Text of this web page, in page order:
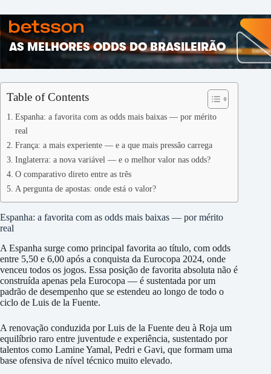
Table of Contents
Espanha: a favorita com as odds mais baixas — por mérito
real
França: a mais experiente — e a que mais pressão carrega
Inglaterra: a nova variável — e o melhor valor nas odds?
O comparativo direto entre as três
A pergunta de apostas: onde está o valor?
Espanha: a favorita com as odds mais baixas — por mérito
real
A Espanha surge como principal favorita ao título, com odds
entre 5,50 e 6,00 após a conquista da Eurocopa 2024, onde
venceu todos os jogos. Essa posição de favorita absoluta não é
construída apenas pela Eurocopa — é sustentada por um
padrão de desempenho que se estendeu ao longo de todo o
ciclo de Luis de la Fuente.
A renovação conduzida por Luis de la Fuente deu à Roja um
equilíbrio raro entre juventude e experiência, sustentado por
talentos como Lamine Yamal, Pedri e Gavi, que formam uma
base ofensiva de nível técnico muito elevado.